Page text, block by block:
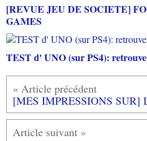
[REVUE JEU DE SOCIETE]
GAMES
TEST d' UNO (sur PS4):